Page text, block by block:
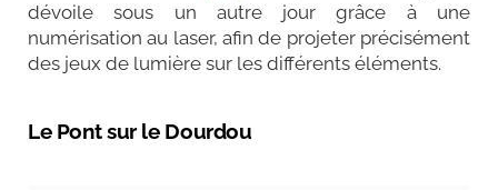
dévoile sous un autre jour grâce à une
numérisation au laser, afin de projeter précisément
des jeux de lumière sur les différents éléments.
Le Pont sur le Dourdou